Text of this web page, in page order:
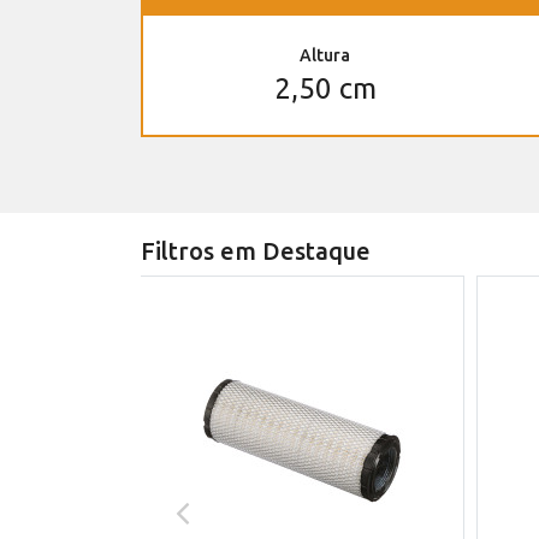
Altura
2,50 cm
Filtros em Destaque